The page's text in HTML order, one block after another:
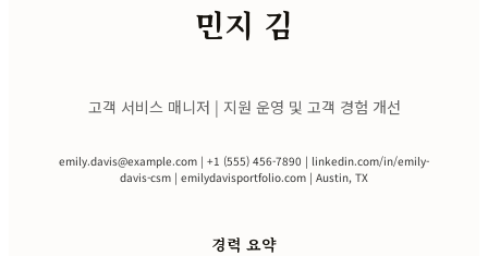
민지 김
고객 서비스 매니저 | 지원 운영 및 고객 경험 개선
emily.davis@example.com | +1 (555) 456-7890 | linkedin.com/in/emily-
davis-csm | emilydavisportfolio.com | Austin, TX
경력 요약